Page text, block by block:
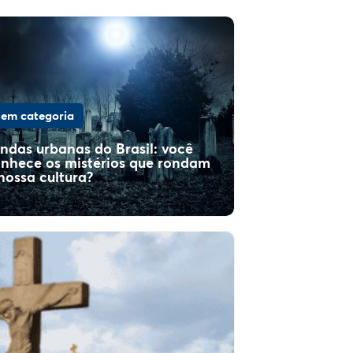
categoria
urbanas do Brasil: você
os mistérios que rondam
cultura?